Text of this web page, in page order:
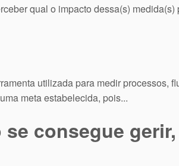
qual o impacto dessa(s)
utilizada para medir processos,
meta estabelecida, pois...
consegue